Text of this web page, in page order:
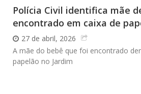
Polícia Civil identifica mãe
encontrado em caixa de
27 de abril, 2026
A mãe do bebê que foi encontrado
papelão no Jardim